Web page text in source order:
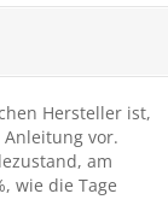
Hersteller ist,
vor.
am
wie die Tage